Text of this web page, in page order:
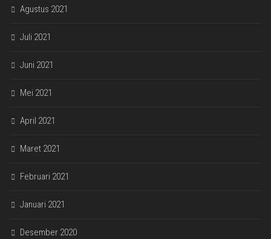
Agustus 2021
Juli 2021
Juni 2021
Mei 2021
April 2021
Maret 2021
Februari 2021
Januari 2021
Desember 2020